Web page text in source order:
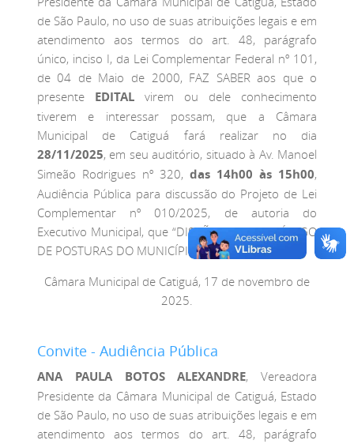
de São Paulo, no uso de suas atribuições legais e em
atendimento aos termos do art. 48, parágrafo
único, inciso I, da Lei Complementar Federal nº 101,
de 04 de Maio de 2000, FAZ SABER aos que o
presente EDITALvirem ou dele conhecimento
tiverem e interessar possam, que a Câmara
Municipal de Catiguá fará realizar no dia
28/11/2025, em seu auditório, situado à Av. Manoel
Simeão Rodrigues nº 320,das 14h00 às 15h00,
Audiência Pública para discussão do Projeto de Lei
Complementar nº 010/2025, de autoria do
Executivo Municipal, que “DISPÕE SOBRE O CÓDIGO
DE POSTURAS DO MUNICÍPIO DE CATIGUÁ”.
Câmara Municipal de Catiguá, 17 de novembro de
2025.
Convite - Audiência Pública
ANA PAULA BOTOS ALEXANDRE, Vereadora
Presidente da Câmara Municipal de Catiguá, Estado
de São Paulo, no uso de suas atribuições legais e em
atendimento aos termos do art. 48, parágrafo